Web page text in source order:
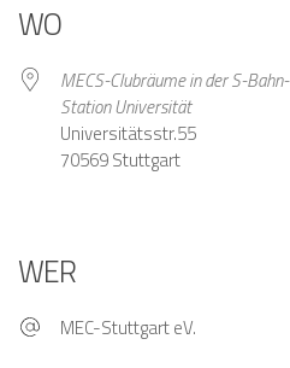
WO
MECS-Clubräume in der S-Bahn-
Station Universität
Universitätsstr.55
70569 Stuttgart
WER
MEC-Stuttgart eV.